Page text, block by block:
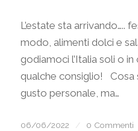
L’estate sta arrivando…..
modo, alimenti dolci e
godiamoci l’Italia soli o
qualche consiglio! Cosa
gusto personale, ma…
06/06/2022 / 0 Commenti